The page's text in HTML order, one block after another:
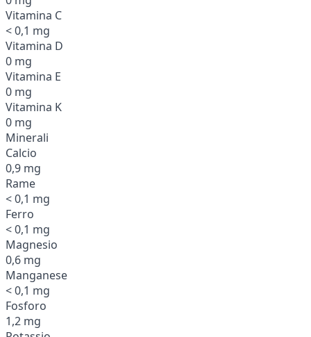
Vitamina C
< 0,1 mg
Vitamina D
0 mg
Vitamina E
0 mg
Vitamina K
0 mg
Minerali
Calcio
0,9 mg
Rame
< 0,1 mg
Ferro
< 0,1 mg
Magnesio
0,6 mg
Manganese
< 0,1 mg
Fosforo
1,2 mg